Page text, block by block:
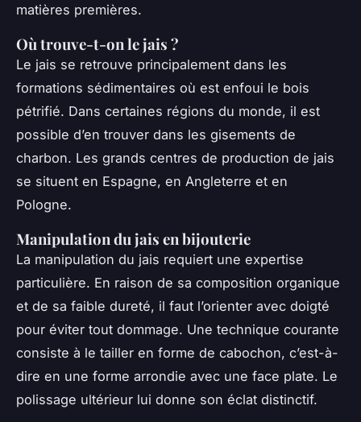
matières premières.
Où trouve-t-on le jais ?
Le jais se retrouve principalement dans les
formations sédimentaires où est enfoui le bois
pétrifié. Dans certaines régions du monde, il est
possible d’en trouver dans les gisements de
charbon. Les grands centres de production de jais
se situent en Espagne, en Angleterre et en
Pologne.
Manipulation du jais en bijouterie
La manipulation du jais requiert une expertise
particulière. En raison de sa composition organique
et de sa faible dureté, il faut l’orienter avec doigté
pour éviter tout dommage. Une technique courante
consiste à le tailler en forme de cabochon, c’est-à-
dire en une forme arrondie avec une face plate. Le
polissage ultérieur lui donne son éclat distinctif.